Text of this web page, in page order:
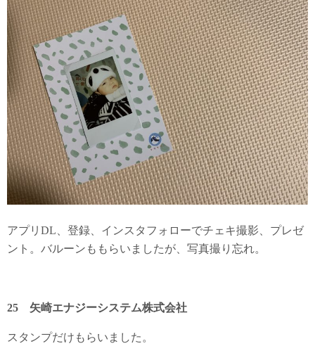
アプリDL、登録、インスタフォローでチェキ撮影、プレゼ
ント。バルーンももらいましたが、写真撮り忘れ。
25 矢崎エナジーシステム株式会社
スタンプだけもらいました。